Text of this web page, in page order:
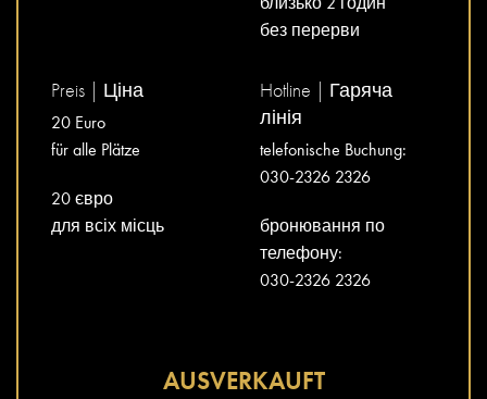
без перерви
Preis | Ціна
20 Euro
für alle Plätze
20 євро
для всіх місць
Hotline | Гаряча
лінія
telefonische Buchung:
030-2326 2326
бронювання по
телефону:
030-2326 2326
AUSVERKAUFT